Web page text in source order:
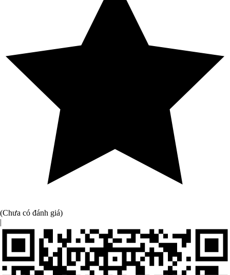
(Chưa có đánh giá)
|